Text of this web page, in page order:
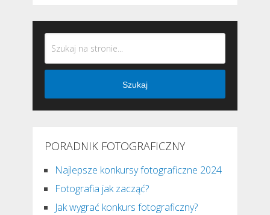
Szukaj
PORADNIK FOTOGRAFICZNY
Najlepsze konkursy fotograficzne 2024
Fotografia jak zacząć?
Jak wygrać konkurs fotograficzny?